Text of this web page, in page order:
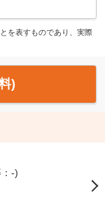
を表すものであり、実際
)
-)